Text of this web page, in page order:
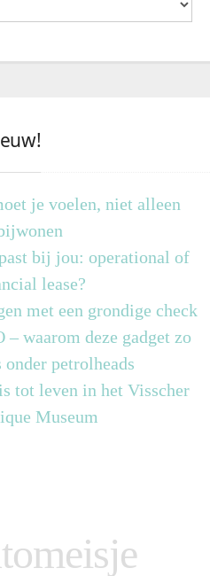
je voelen, niet alleen
bij jou: operational of
lease?
met een grondige check
– waarom deze gadget zo
petrolheads
tot leven in het Visscher
Museum